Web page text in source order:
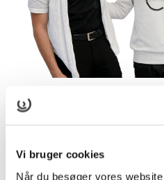
Vi bruger cookies
Når du besøger vores
Det er plagiat og dermed snyd,